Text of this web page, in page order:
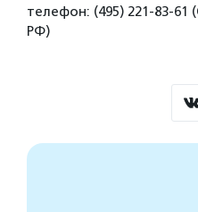
телефон: (495) 221-83-
РФ)